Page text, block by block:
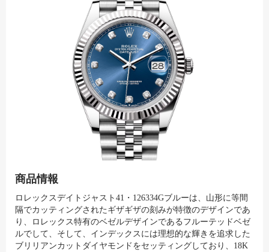
商品情報
ロレックスデイトジャスト41・126334Gブルーは、山形に等間
隔でカッティングされたギザギザの刻みが特徴のデザインであ
り、ロレックス特有のベゼルデザインであるフルーテッドベゼ
ルでして、そして、インデックスには理想的な輝きを追求した
ブリリアンカットダイヤモンドをセッティングしており、18K